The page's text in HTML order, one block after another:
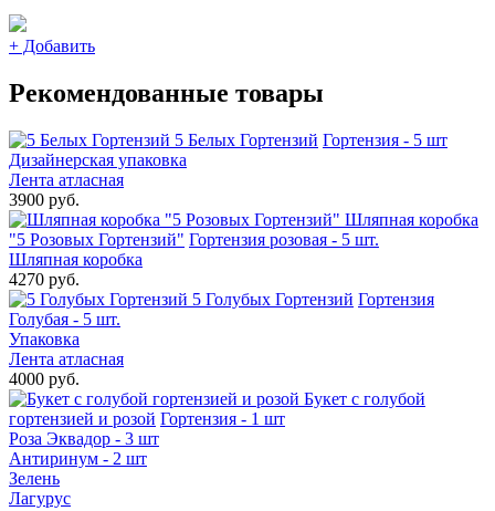
+ Добавить
Рекомендованные товары
5 Белых Гортензий Гортензия - 5 шт
Дизайнерская упаковка
Лента атласная
3900 руб.
Шляпная коробка
"5 Розовых Гортензий" Гортензия розовая - 5 шт.
Шляпная коробка
4270 руб.
5 Голубых Гортензий Гортензия
Голубая - 5 шт.
Упаковка
Лента атласная
4000 руб.
Букет с голубой
гортензией и розой Гортензия - 1 шт
Роза Эквадор - 3 шт
Антиринум - 2 шт
Зелень
Лагурус